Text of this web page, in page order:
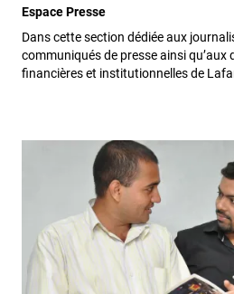
Espace Presse
Dans cette section dédiée aux
communiqués de presse ainsi qu’aux
financières et institutionnelles de